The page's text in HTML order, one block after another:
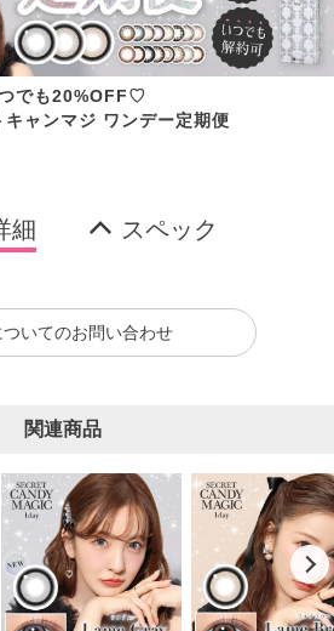
でも20%OFF♡
キャンマジ ワンデー定期便
細 スペック
いてのお問い合わせ
関連商品